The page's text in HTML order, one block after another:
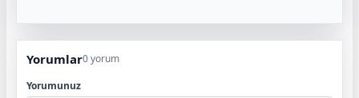
Yorumlar0 yorum
Yorumunuz